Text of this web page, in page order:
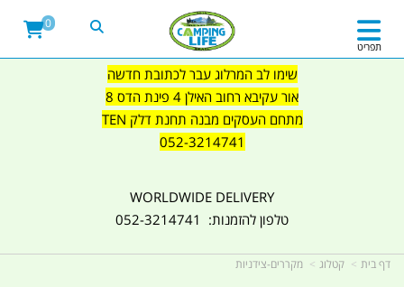
שימו לב המרלוג עבר לכתובת חדשה
אור עקיבא רחוב האילן 4 פינת הדס 8
מתחם העסקים מבנה תחנת דלק TEN
052-3214741
WORLDWIDE DELIVERY
טלפון להזמנות: 052-3214741
תפריט
0
דף בית קטלוג מקררים-צידניות